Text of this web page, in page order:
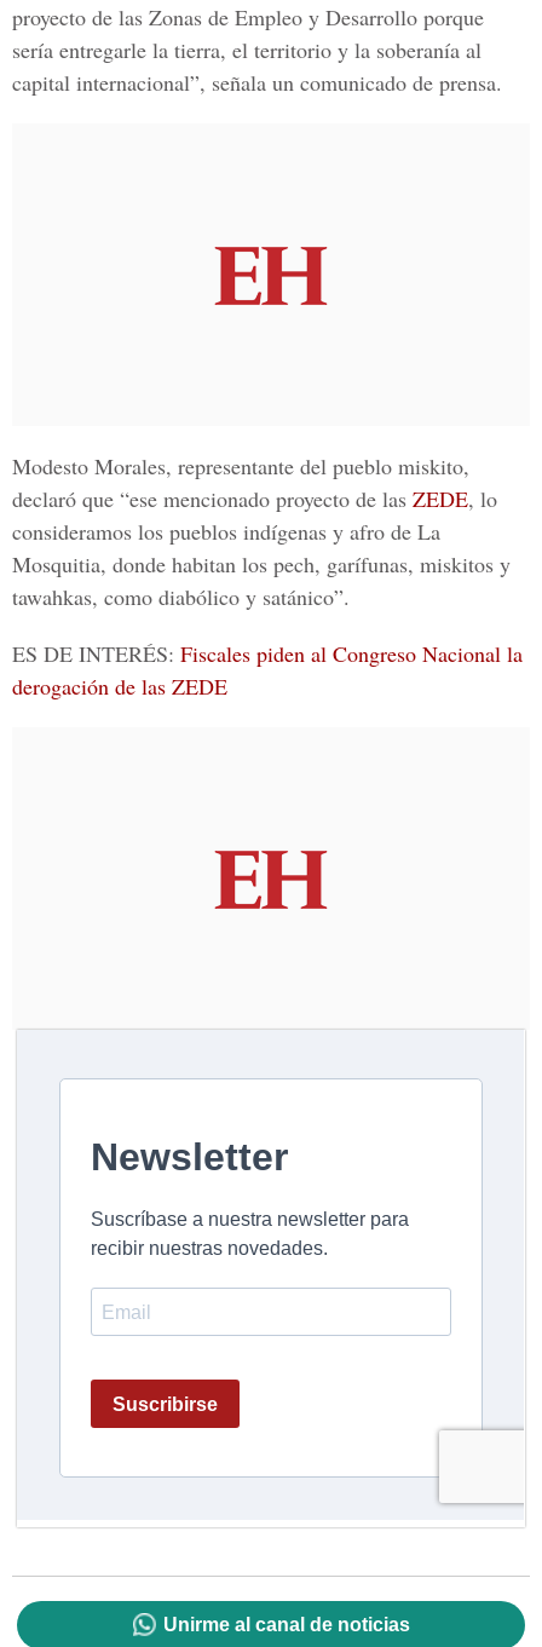
proyecto de las Zonas de Empleo y Desarrollo porque
sería entregarle la tierra, el territorio y la soberanía al
capital internacional”, señala un comunicado de prensa.
Modesto Morales, representante del pueblo miskito,
declaró que “ese mencionado proyecto de las ZEDE, lo
consideramos los pueblos indígenas y afro de La
Mosquitia, donde habitan los pech, garífunas, miskitos y
tawahkas, como diabólico y satánico”.
ES DE INTERÉS: Fiscales piden al Congreso Nacional la
derogación de las ZEDE
Unirme al canal de noticias